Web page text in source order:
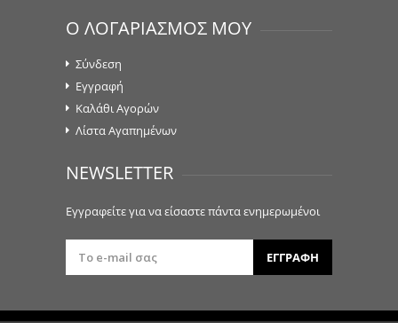
Ο ΛΟΓΑΡΙΑΣΜΟΣ ΜΟΥ
Σύνδεση
Εγγραφή
Καλάθι Αγορών
Λίστα Αγαπημένων
NEWSLETTER
Εγγραφείτε για να είσαστε πάντα ενημερωμένοι
ΕΓΓΡΑΦΗ